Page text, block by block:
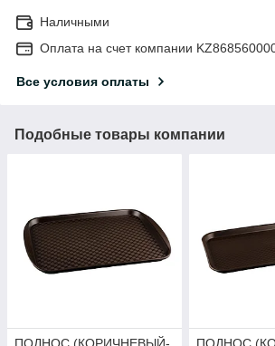
Наличными
Оплата на счет компании
Все условия оплаты
Подобные товары компании